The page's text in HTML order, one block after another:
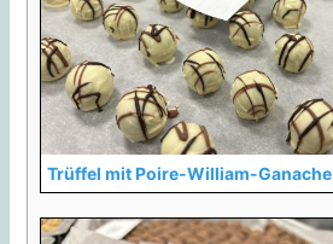
Trüffel mit Poire-William-Ganache